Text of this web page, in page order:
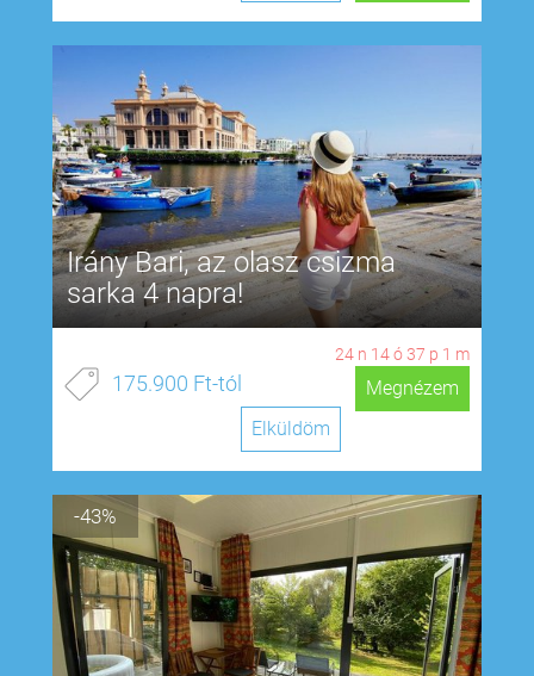
Irány Bari, az olasz csizma
sarka 4 napra!
24 n 14ó37 p 0 m
175.900 Ft-tól
Megnézem
Elküldöm
-43%